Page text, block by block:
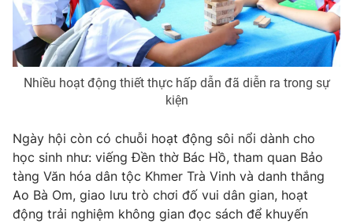
Sản phẩm
Thị trường
Tư vấn
Lịch phát sóng
Chuyên mục khác
Photo Infographic
Video Shorts video
Nhiều hoạt động thiết thực hấp dẫn đã diễn ra trong sự
kiện
Ngày hội còn có chuỗi hoạt động sôi nổi dành cho
học sinh như: viếng Đền thờ Bác Hồ, tham quan Bảo
tàng Văn hóa dân tộc Khmer Trà Vinh và danh thắng
Ao Bà Om, giao lưu trò chơi đố vui dân gian, hoạt
động trải nghiệm không gian đọc sách để khuyến